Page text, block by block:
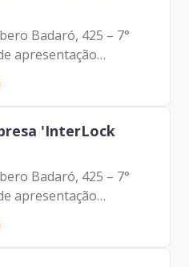
Badaró, 425 – 7°
apresentação
Johann Nogueira
Gonçalves Pimentel
–...
'InterLock
Badaró, 425 – 7°
apresentação
Johann Nogueira
Gonçalves Pimentel
–...